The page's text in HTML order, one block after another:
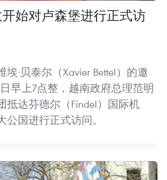
始对卢森堡进行正式访
·贝泰尔（Xavier Bettel）的邀
早上7点整，越南政府总理范明
抵达芬德尔（Findel）国际机
国进行正式访问。